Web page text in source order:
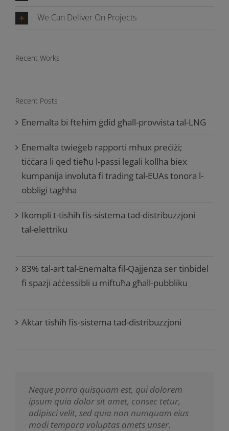
We Can Deliver On Projects
Recent Works
Recent Posts
Enemalta bi ftehim ġdid għall-provvista tal-LNG
Enemalta twieġeb rapporti mhux preċiżi;
tiċċara li qed tieħu l-passi legali kollha biex
kumpanija involuta fi trading tal-EUAs tonora l-
obbligi tagħha
Ikompli t-tisħiħ fis-sistema tad-distribuzzjoni
tal-elettriku
83% tal-art tal-Enemalta fil-Qajjenza ser tinbidel
fi spazji aċċessibli u miftuħa għall-pubbliku
Aktar tisħiħ fis-sistema tad-distribuzzjoni
Neque porro quisquam est, qui dolorem
ipsum quia dolor sit amet, consec tetur,
adipisci velit, sed quia non numquam eius
modi tempora voluptas amets unser.
Aliquam erat volutpat. Quisque at est id
ligula facilisis laoreet eget pulvinar nibh.
Suspendisse at ultrices dui. Curabitur ac felis
arcu sadips ipsums fugiats nemis.